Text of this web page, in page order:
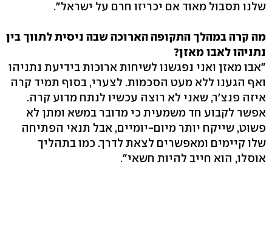
שלנו תסבול מאוד אם יכריזו חרם על ישראל".
מה קרה במהלך התקופה הארוכה שבה ניסית לתווך בין
נתניהו לאבו מאזן?
"אבו מאזן ואני נפגשנו לשיחות ארוכות בידיעת נתניהו
ואף הגענו ללא מעט הסכמות. לצערי, בסוף תמיד קרה
איזה פנצ'ר, שאני לא רוצה עכשיו לנתח מדוע קרה.
אפשר לקבוע חד משמעית כי מדובר במשא ומתן לא
פשוט, שייקח יותר מיום-יומיים, אבל תנאי הפתיחה
שלו קיימים ומאפשרים לצאת לדרך. כמו בתהליך
אוסלו, הוא חייב להיות חשאי".